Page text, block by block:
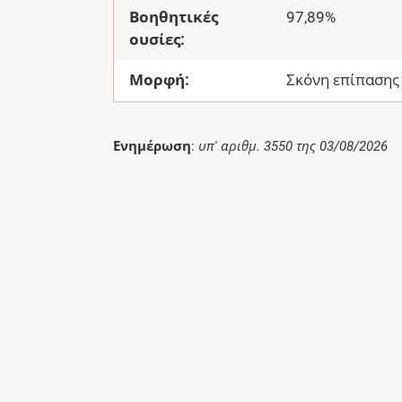
Βοηθητικές
ουσίες:
97,89%
Μορφή: Σκόνη επίπασης
Ενημέρωση: υπ' αριθμ. 3550 της 03/08/2026